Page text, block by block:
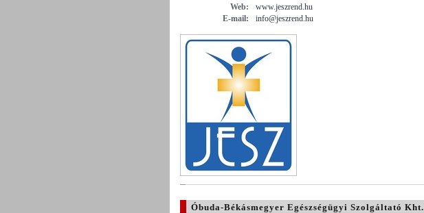
Web:
www.jeszrend.hu
E-mail:
info@jeszrend.hu
Óbuda-Békásmegyer Egészségügyi Szolgáltató Kht.